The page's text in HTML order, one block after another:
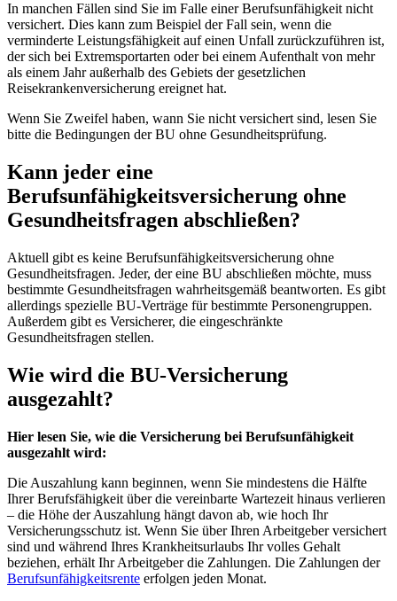
In manchen Fällen sind Sie im Falle einer Berufsunfähigkeit nicht
versichert. Dies kann zum Beispiel der Fall sein, wenn die
verminderte Leistungsfähigkeit auf einen Unfall zurückzuführen ist,
der sich bei Extremsportarten oder bei einem Aufenthalt von mehr
als einem Jahr außerhalb des Gebiets der gesetzlichen
Reisekrankenversicherung ereignet hat.
Wenn Sie Zweifel haben, wann Sie nicht versichert sind, lesen Sie
bitte die Bedingungen der BU ohne Gesundheitsprüfung.
Kann jeder eine
Berufsunfähigkeitsversicherung ohne
Gesundheitsfragen abschließen?
Aktuell gibt es keine Berufsunfähigkeitsversicherung ohne
Gesundheitsfragen. Jeder, der eine BU abschließen möchte, muss
bestimmte Gesundheitsfragen wahrheitsgemäß beantworten. Es gibt
allerdings spezielle BU-Verträge für bestimmte Personengruppen.
Außerdem gibt es Versicherer, die eingeschränkte
Gesundheitsfragen stellen.
Wie wird die BU-Versicherung
ausgezahlt?
Hier lesen Sie, wie die Versicherung bei Berufsunfähigkeit
ausgezahlt wird:
Die Auszahlung kann beginnen, wenn Sie mindestens die Hälfte
Ihrer Berufsfähigkeit über die vereinbarte Wartezeit hinaus verlieren
– die Höhe der Auszahlung hängt davon ab, wie hoch Ihr
Versicherungsschutz ist. Wenn Sie über Ihren Arbeitgeber versichert
sind und während Ihres Krankheitsurlaubs Ihr volles Gehalt
beziehen, erhält Ihr Arbeitgeber die Zahlungen. Die Zahlungen der
Berufsunfähigkeitsrente erfolgen jeden Monat.